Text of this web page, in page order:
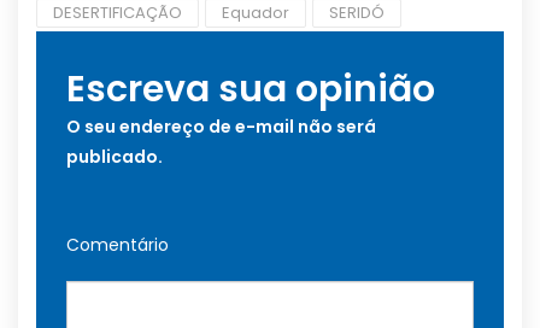
DESERTIFICAÇÃO Equador SERIDÓ
Escreva sua opinião
O seu endereço de e-mail não será
publicado.
Comentário